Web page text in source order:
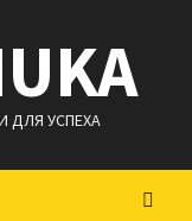
ДЛЯ УСПЕХА